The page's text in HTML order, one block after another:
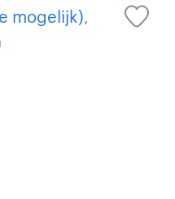
mogelijk),